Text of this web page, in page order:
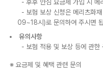
- 후후 안심 요금제 가입 시 메
- 보험 보상 신청은 메리츠
09~18시)로 문의하여 주시면
유의사항
- 보험 적용 및 보상 등에 관한
※ 요금제 및 혜택 관련 문의